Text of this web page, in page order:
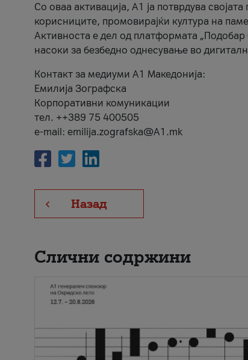
Со оваа активација, А1 ја потврдува
корисниците, промовирајќи култура на
Активноста е дел од платформата
насоки за безбедно однесување во
Контакт за медиуми А1 Македонија:
Емилија Зографска
Корпоративни комуникации
тел. ++389 75 400505
e-mail: emilija.zografska@A1.mk
Назад
Слични содржини